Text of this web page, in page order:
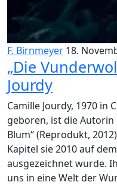
F. Birnmeyer 18.
„Die
Jourdy
Camille Jourdy, 1970 in
geboren, ist die Autorin
Blum“ (Reprodukt,
Kapitel sie 2010 auf
ausgezeichnet wurde.
uns in eine Welt der